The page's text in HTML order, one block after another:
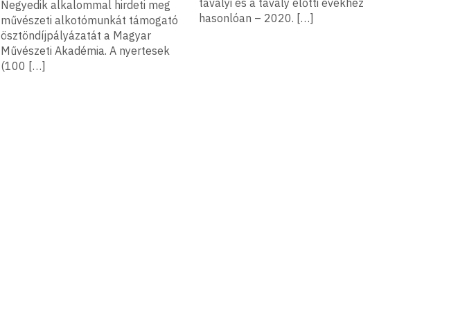
Negyedik alkalommal hirdeti meg
művészeti alkotómunkát támogató
ösztöndíjpályázatát a Magyar
Művészeti Akadémia. A nyertesek
(100 […]
tavalyi és a tavaly előtti évekhez
hasonlóan – 2020. […]